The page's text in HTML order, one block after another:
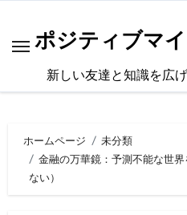
ポジティブマ
新しい友達と知識を広
ホームページ
未分類
金融の万華鏡：予測不能な世
ない）